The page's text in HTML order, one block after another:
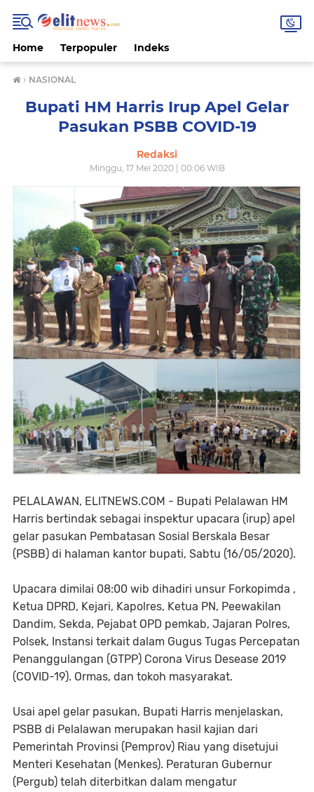
Home Terpopuler Indeks
› NASIONAL
Bupati HM Harris Irup Apel Gelar
Pasukan PSBB COVID-19
Redaksi
Minggu, 17 Mei 2020 | 00:06 WIB
PELALAWAN, ELITNEWS.COM - Bupati Pelalawan HM
Harris bertindak sebagai inspektur upacara (irup) apel
gelar pasukan Pembatasan Sosial Berskala Besar
(PSBB) di halaman kantor bupati, Sabtu (16/05/2020).
Upacara dimilai 08:00 wib dihadiri unsur Forkopimda ,
Ketua DPRD, Kejari, Kapolres, Ketua PN, Peewakilan
Dandim, Sekda, Pejabat OPD pemkab, Jajaran Polres,
Polsek, Instansi terkait dalam Gugus Tugas Percepatan
Penanggulangan (GTPP) Corona Virus Desease 2019
(COVID-19). Ormas, dan tokoh masyarakat.
Usai apel gelar pasukan, Bupati Harris menjelaskan,
PSBB di Pelalawan merupakan hasil kajian dari
Pemerintah Provinsi (Pemprov) Riau yang disetujui
Menteri Kesehatan (Menkes). Peraturan Gubernur
(Pergub) telah diterbitkan dalam mengatur